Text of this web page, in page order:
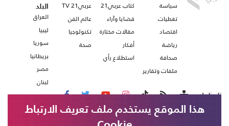
سياسة
تغطيات
اقتصاد
رياضة
صحافة
ملفات وتقارير
كتاب عربي21
قضايا وآراء
مقالات مختارة
أفكار
استطلاع رأي
عربي21 TV
عالم الفن
تكنولوجيا
صحة
البلد
العراق
ليبيا
سوريا
بريطانيا
مصر
لبنان
تابعنا على
هذا الموقع يستخدم ملف تعريف الارتباط